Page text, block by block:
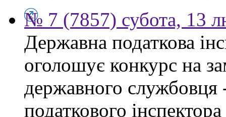
№ 7 (7857) субота, 13
Державна податкова
оголошує конкурс на
державного
податкового